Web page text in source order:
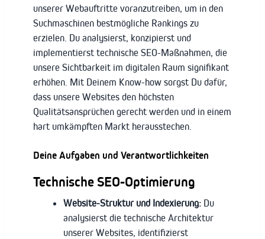
unserer Webauftritte voranzutreiben, um in den
Suchmaschinen bestmögliche Rankings zu
erzielen. Du analysierst, konzipierst und
implementierst technische SEO-Maßnahmen, die
unsere Sichtbarkeit im digitalen Raum signifikant
erhöhen. Mit Deinem Know-how sorgst Du dafür,
dass unsere Websites den höchsten
Qualitätsansprüchen gerecht werden und in einem
hart umkämpften Markt herausstechen.
Deine Aufgaben und Verantwortlichkeiten
Technische SEO-Optimierung
Website-Struktur und Indexierung: Du
analysierst die technische Architektur
unserer Websites, identifizierst